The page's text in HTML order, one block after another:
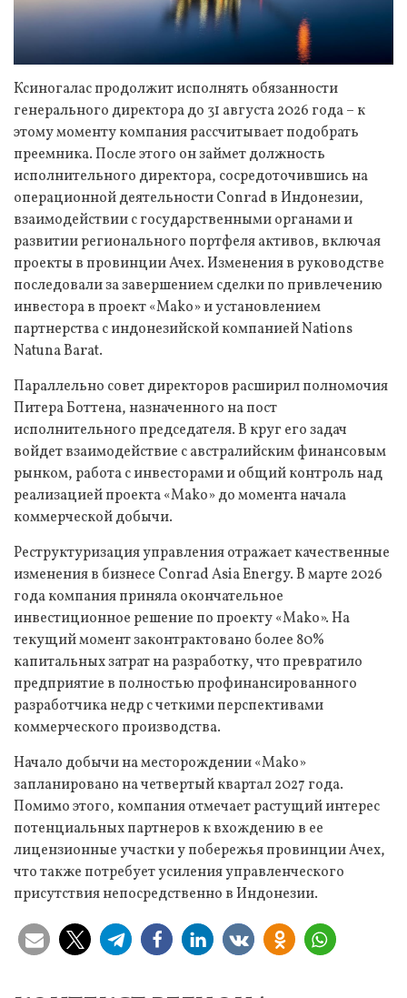
Ксиногалас продолжит исполнять обязанности
генерального директора до 31 августа 2026 года – к
этому моменту компания рассчитывает подобрать
преемника. После этого он займет должность
исполнительного директора, сосредоточившись на
операционной деятельности Conrad в Индонезии,
взаимодействии с государственными органами и
развитии регионального портфеля активов, включая
проекты в провинции Ачех. Изменения в руководстве
последовали за завершением сделки по привлечению
инвестора в проект «Mako» и установлением
партнерства с индонезийской компанией Nations
Natuna Barat.
Параллельно совет директоров расширил полномочия
Питера Боттена, назначенного на пост
исполнительного председателя. В круг его задач
войдет взаимодействие с австралийским финансовым
рынком, работа с инвесторами и общий контроль над
реализацией проекта «Mako» до момента начала
коммерческой добычи.
Реструктуризация управления отражает качественные
изменения в бизнесе Conrad Asia Energy. В марте 2026
года компания приняла окончательное
инвестиционное решение по проекту «Mako». На
текущий момент законтрактовано более 80%
капитальных затрат на разработку, что превратило
предприятие в полностью профинансированного
разработчика недр с четкими перспективами
коммерческого производства.
Начало добычи на месторождении «Mako»
запланировано на четвертый квартал 2027 года.
Помимо этого, компания отмечает растущий интерес
потенциальных партнеров к вхождению в ее
лицензионные участки у побережья провинции Ачех,
что также потребует усиления управленческого
присутствия непосредственно в Индонезии.